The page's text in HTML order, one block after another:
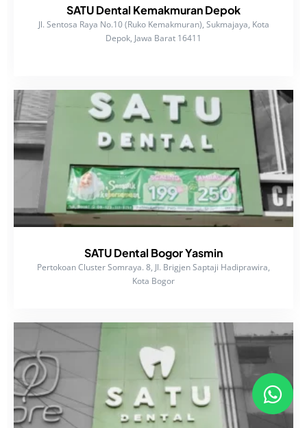
SATU Dental Kemakmuran Depok
Jl. Sentosa Raya No.10 (Ruko Kemakmuran), Sukmajaya, Kota
Depok, Jawa Barat 16411
SATU Dental Bogor Yasmin
Pertokoan Cluster Somraya. 8, Jl. Brigjen Saptaji Hadiprawira,
Kota Bogor